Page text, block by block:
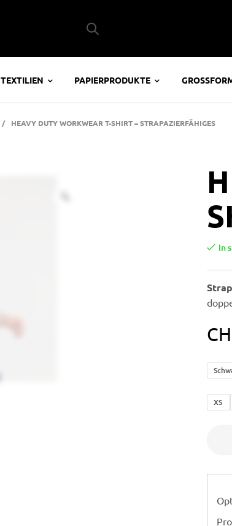
TEXTILIEN PAPIERPRODUKTE
/ HEAVY DUTY WORKWEAR T-SHIRT – STRAPAZIERFÄHIGES
In
XS